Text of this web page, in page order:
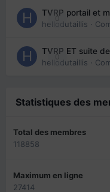
0
TVRP portail et
hellodutaillis ·
0
TVRP ET suite
hellodutaillis ·
Statistiques des
Total des membres
118858
Maximum en ligne
27414